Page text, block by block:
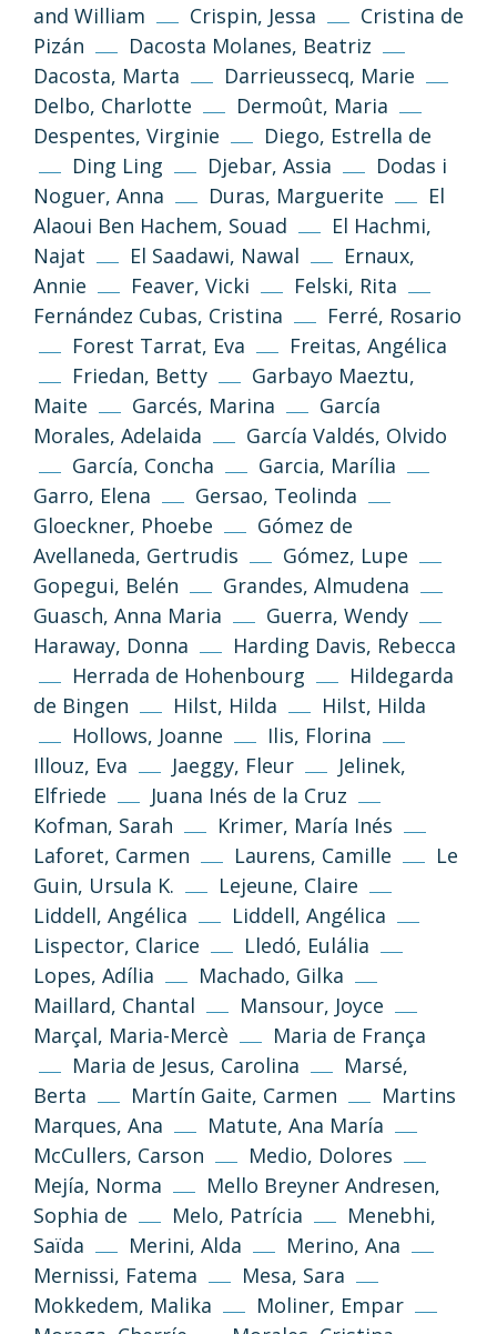
and William
Crispin, Jessa
Cristina de
Pizán
Dacosta Molanes, Beatriz
Dacosta, Marta
Darrieussecq, Marie
Delbo, Charlotte
Dermoût, Maria
Despentes, Virginie
Diego, Estrella de
Ding Ling
Djebar, Assia
Dodas i
Noguer, Anna
Duras, Marguerite
El
Alaoui Ben Hachem, Souad
El Hachmi,
Najat
El Saadawi, Nawal
Ernaux,
Annie
Feaver, Vicki
Felski, Rita
Fernández Cubas, Cristina
Ferré, Rosario
Forest Tarrat, Eva
Freitas, Angélica
Friedan, Betty
Garbayo Maeztu,
Maite
Garcés, Marina
García
Morales, Adelaida
García Valdés, Olvido
García, Concha
Garcia, Marília
Garro, Elena
Gersao, Teolinda
Gloeckner, Phoebe
Gómez de
Avellaneda, Gertrudis
Gómez, Lupe
Gopegui, Belén
Grandes, Almudena
Guasch, Anna Maria
Guerra, Wendy
Haraway, Donna
Harding Davis, Rebecca
Herrada de Hohenbourg
Hildegarda
de Bingen
Hilst, Hilda
Hilst, Hilda
Hollows, Joanne
Ilis, Florina
Illouz, Eva
Jaeggy, Fleur
Jelinek,
Elfriede
Juana Inés de la Cruz
Kofman, Sarah
Krimer, María Inés
Laforet, Carmen
Laurens, Camille
Le
Guin, Ursula K.
Lejeune, Claire
Liddell, Angélica
Liddell, Angélica
Lispector, Clarice
Lledó, Eulália
Lopes, Adília
Machado, Gilka
Maillard, Chantal
Mansour, Joyce
Marçal, Maria-Mercè
Maria de França
Maria de Jesus, Carolina
Marsé,
Berta
Martín Gaite, Carmen
Martins
Marques, Ana
Matute, Ana María
McCullers, Carson
Medio, Dolores
Mejía, Norma
Mello Breyner Andresen,
Sophia de
Melo, Patrícia
Menebhi,
Saïda
Merini, Alda
Merino, Ana
Mernissi, Fatema
Mesa, Sara
Mokkedem, Malika
Moliner, Empar
(CC-BY-NC-SA 3.0)
Go Top
Unless otherwise stated, the texts and
images on this website are published under
the Creative Commons 3.0 Attribution–
NonCommercial–ShareAlike (CC BY-NC-SA
3.0) license.
Information and standards
Privacy Policy Legal Notice